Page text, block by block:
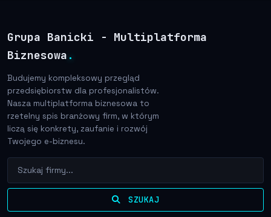
Grupa Banicki - Multiplatforma
Biznesowa .
Budujemy kompleksowy przegląd
przedsiębiorstw dla profesjonalistów.
Nasza multiplatforma biznesowa to
rzetelny spis branżowy firm, w którym
liczą się konkrety, zaufanie i rozwój
Twojego e-biznesu.
SZUKAJ